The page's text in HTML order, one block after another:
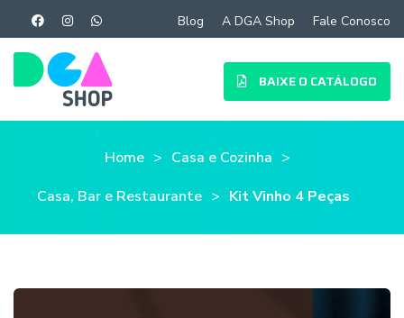
Blog A DGA Shop Fale Conosco
BAIXE O CATÁLOGO
Home
Casa e Cozinha
Casa, Bar e Restaurante
Kit Vinho 4 Peças